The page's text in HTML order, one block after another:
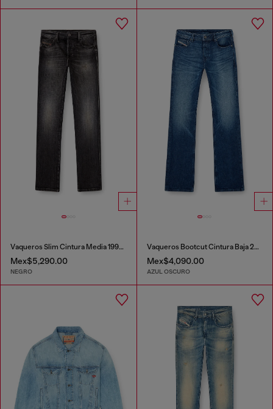
Vaqueros Slim Cintura Media 1993 D-Vyl
Mex$5,290.00
NEGRO
Vaqueros Bootcut Cintura Baja 2007 Zatiny
Mex$4,090.00
AZUL OSCURO